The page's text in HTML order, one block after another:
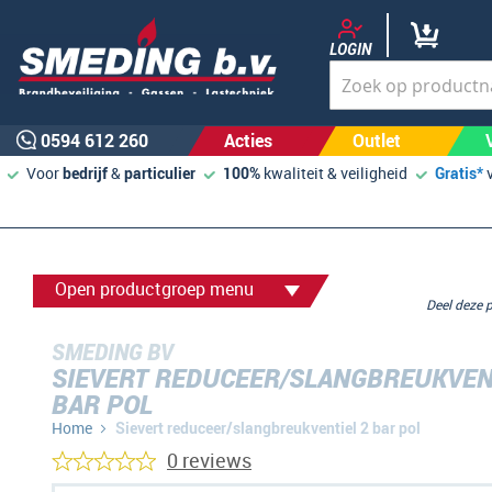
LOGIN
0594 612 260 Acties Outlet
Voorbedrijf&particulier 100% kwaliteit & veiligheid Gratis*
Open productgroep menu
SMEDING BV
SIEVERT REDUCEER/
BAR POL
Home Sievert reduceer/slangbreukventiel 2 bar pol
Deel
0 reviews